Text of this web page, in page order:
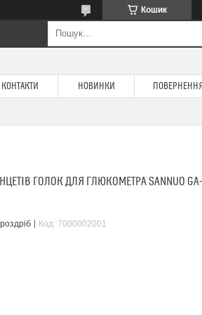
Кошик
КОНТАКТИ НОВИНКИ
ГОЛОК ДЛЯ ГЛЮКОМЕТРА SANNUO
Код: 7000002001